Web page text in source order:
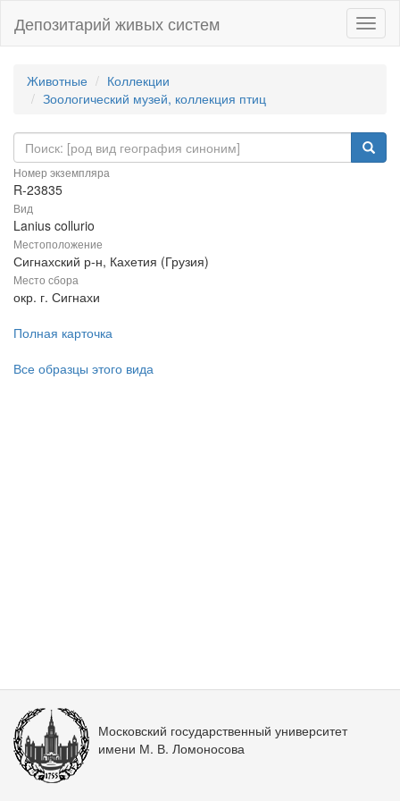
Депозитарий живых систем
Животные
Коллекции
Зоологический музей, коллекция птиц
Номер экземпляра
R-23835
Вид
Lanius collurio
Местоположение
Сигнахский р-н, Кахетия (Грузия)
Место сбора
окр. г. Сигнахи
Полная карточка
Все образцы этого вида
Московский государственный университет
имени М. В. Ломоносова